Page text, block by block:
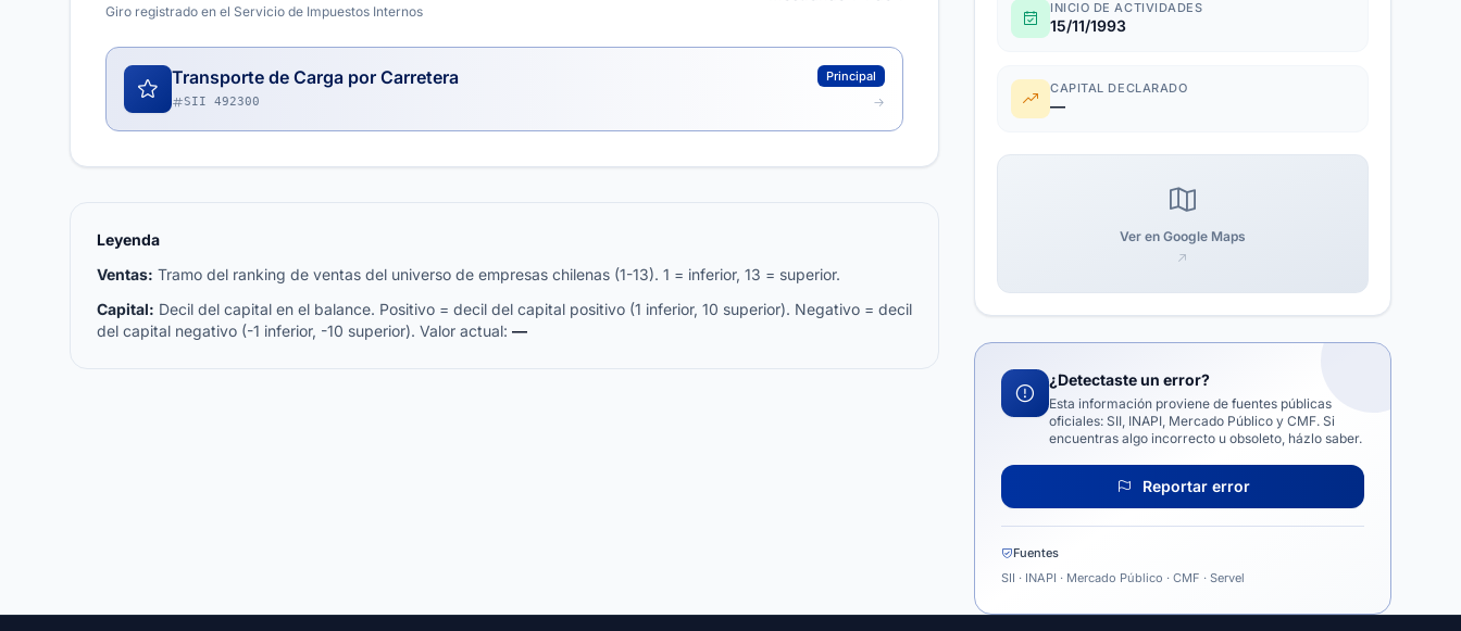
Giro registrado en el Servicio de Impuestos Internos
Transporte de Carga por Carretera Principal
SII 492300
Leyenda
Ventas: Tramo del ranking de ventas del universo de empresas chilenas (1-13). 1 = inferior, 13 = superior.
Capital: Decil del capital en el balance. Positivo = decil del capital positivo (1 inferior, 10 superior). Negativo = decil
del capital negativo (-1 inferior, -10 superior). Valor actual: —
INICIO DE ACTIVIDADES
15/11/1993
CAPITAL DECLARADO
—
Ver en Google Maps
¿Detectaste un error?
Esta información proviene de fuentes públicas
oficiales: SII, INAPI, Mercado Público y CMF. Si
encuentras algo incorrecto u obsoleto, házlo saber.
Reportar error
Fuentes
SII · INAPI · Mercado Público · CMF · Servel